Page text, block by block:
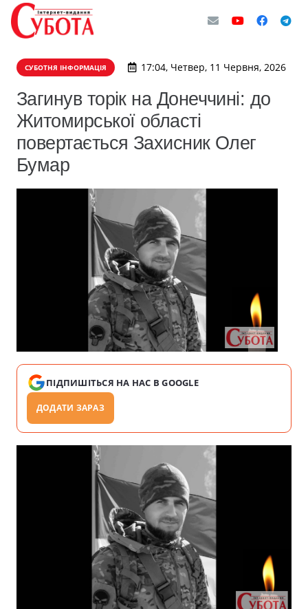
СУБОТНЯ ІНФОРМАЦІЯ 17:04, Четвер, 11 Червня, 2026
Загинув торік на Донеччині: до
Житомирської області
повертається Захисник Олег
Бумар
ПІДПИШІТЬСЯ НА НАС В GOOGLE
ДОДАТИ ЗАРАЗ